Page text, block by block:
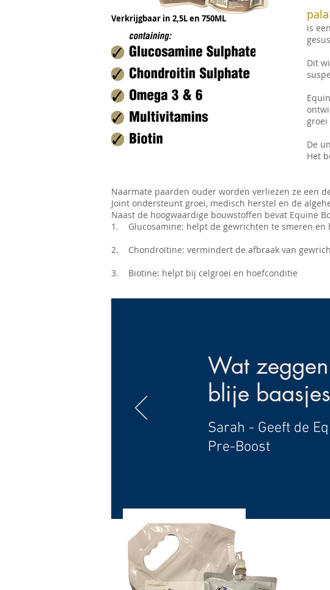
Verkrijgbaar in 2,5L en 750ML
is
Dit
De
Het
Naarmate paarden ouder worden verliezen ze een
Joint ondersteunt groei, medisch herstel en de
Naast de hoogwaardige bouwstoffen bevat Equine
1. Glucosamine: helpt de gewrichten te smeren en
2. Chondroïtine: vermindert de afbraak van
3. Biotine: helpt bij celgroei en hoefconditie
Wat zeggen
blije
Sarah - Geeft de
Pre-Boost